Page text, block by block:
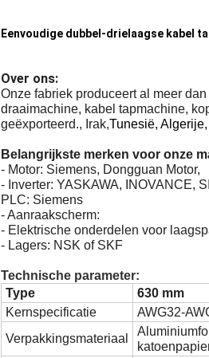
Eenvoudige dubbel-drielaagse kabel
Over ons:
Onze fabriek produceert al meer
draaimachine, kabel tapmachine,
geëxporteerd., Irak,Tunesië,
Belangrijkste merken voor onze
- Motor: Siemens, Dongguan Motor,
- Inverter: YASKAWA, INOVANCE,
PLC: Siemens
- Aanraakscherm:
- Elektrische onderdelen voor
- Lagers: NSK of SKF
Technische parameter:
Type
630 mm
Kernspecificatie
AWG32-
Verpakkingsmateriaal